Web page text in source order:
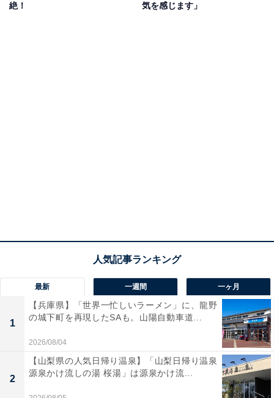
絶！
気を感じます」
最新 一週間 一ヶ月
1
【兵庫県】「世界一忙しいラーメン」に、龍野
の城下町を再現したSAも。山陽自動車道...
2026/08/04
2
【山梨県の人気日帰り温泉】「山梨日帰り温泉
源泉かけ流しの湯 桜湯」は源泉かけ流...